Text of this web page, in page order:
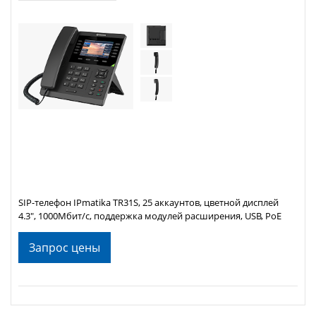
Запрос цены
SIP-телефон IPmatika TR31S, 25 аккаунтов, цветной дисплей
4.3", 1000Мбит/с, поддержка модулей расширения, USB, PoE